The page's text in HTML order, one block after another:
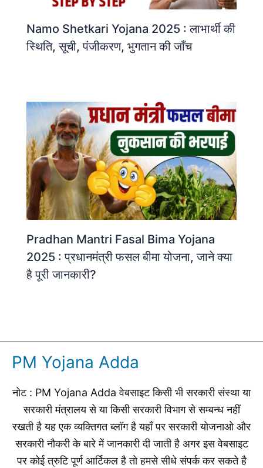
Namo Shetkari Yojana 2025 : लाभार्थी की
स्थिति, सूची, पंजीकरण, भुगतान की जाँच
Pradhan Mantri Fasal Bima Yojana
2025 : प्रधानमंत्री फसल बीमा योजना, जाने क्या
है पूरी जानकारी?
PM Yojana Adda
नोट : PM Yojana Adda वेबसाइट किसी भी सरकारी संस्था या
सरकारी मंत्रालय से या किसी सरकारी विभाग से सम्बन्ध नहीं
रखती है यह एक व्यक्तिगत ब्लॉग है यहाँ पर सरकारी योजनाओ और
सरकारी नौकरी के बारे में जानकारी दी जाती है अगर इस वेबसाइट
पर कोई त्रुटि पूर्ण आर्टिकल है तो हमसे सीधे संपर्क कर सकते है